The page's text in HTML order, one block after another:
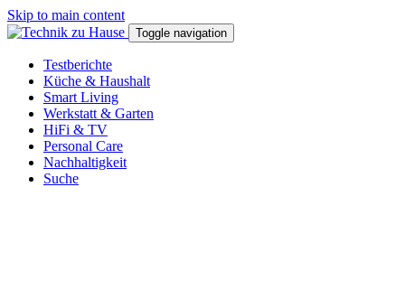
Skip to main content
Toggle navigation
Testberichte
Küche & Haushalt
Smart Living
Werkstatt & Garten
HiFi & TV
Personal Care
Nachhaltigkeit
Suche